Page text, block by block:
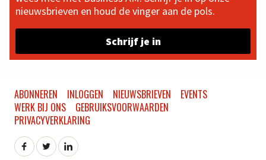
nieuwsbrieven en houd de vinger aan de pols.
Schrijf je in
ABONNEREN INLOGGEN NIEUWSBRIEVEN
EVENTS
WERK BIJ ONS
GEBRUIKSVOORWAARDEN
PRIVACYVERKLARING